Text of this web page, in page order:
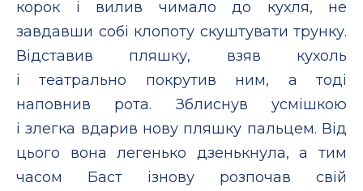
корок і вилив чимало до кухля, не
завдавши собі клопоту скуштувати трунку.
Відставив пляшку, взяв кухоль
і театрально покрутив ним, а тоді
наповнив рота. Зблиснув усмішкою
і злегка вдарив нову пляшку пальцем. Від
цього вона легенько дзенькнула, а тим
часом Баст ізнову розпочав свій